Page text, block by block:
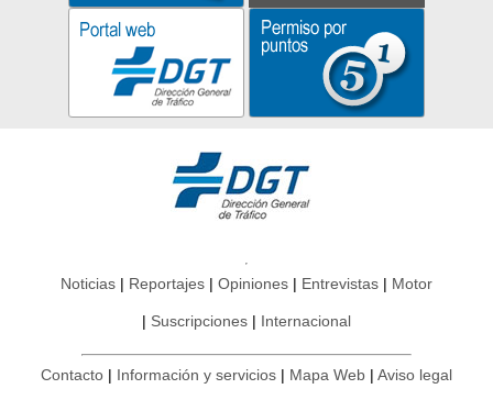
Noticias Reportajes Opiniones Entrevistas Motor
Suscripciones Internacional
Contacto Información y servicios Mapa Web Aviso legal